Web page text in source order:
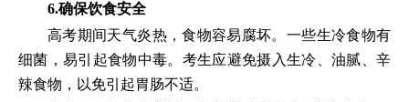
6.确保饮食安全
高考期间天气炎热，食物容易腐坏。一些生冷食物有
细菌，易引起食物中毒。考生应避免摄入生冷、油腻、辛
辣食物，以免引起胃肠不适。